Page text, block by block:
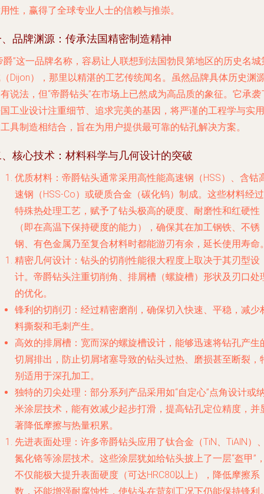
性，赢得了全球专业人士的信赖与推崇。
品牌渊源：传承法国精密制造精神
爵”这一品牌名称，容易让人联想到法国勃艮第地区的历史名城
Dijon），那里以精湛的工艺传统闻名。虽然品牌具体历史渊
说法，但“帝爵钻头”在市场上已然成为高品质的象征。它承袭
工业设计注重细节、追求完美的基因，将严谨的工程学与实用
具制造相结合，旨在为用户提供最可靠的钻孔解决方案。
核心技术：材料科学与几何设计的突破
优质材料 ：帝爵钻头通常采用高性能高速钢（HSS）、含钴
速钢（HSS-Co）或硬质合金（碳化钨）制成。这些材料经过
特殊热处理工艺，赋予了钻头极高的硬度、耐磨性和红硬性
（即在高温下保持硬度的能力），确保其在加工钢铁、不锈
钢、有色金属乃至复合材料时都能游刃有余，延长使用寿命
精密几何设计 ：钻头的切削性能很大程度上取决于其刃型设
计。帝爵钻头注重切削角、排屑槽（螺旋槽）形状及刃口处
的优化。
锋利的切削刃 ：经过精密磨削，确保切入快速、平稳，减少
料撕裂和毛刺产生。
高效的排屑槽 ：宽而深的螺旋槽设计，能够迅速将钻孔产生
切屑排出，防止切屑堵塞导致的钻头过热、磨损甚至断裂，
别适用于深孔加工。
独特的刃尖处理 ：部分系列产品采用如“自定心”点角设计或
米涂层技术，能有效减少起步打滑，提高钻孔定位精度，并
著降低摩擦与热量积累。
先进表面处理 ：许多帝爵钻头应用了钛合金（TiN、TiAlN）
氮化铬等涂层技术。这些涂层犹如给钻头披上了一层“盔甲”
不仅能极大提升表面硬度（可达HRC80以上），降低摩擦系
数，还能增强耐腐蚀性，使钻头在苛刻工况下仍能保持锋利